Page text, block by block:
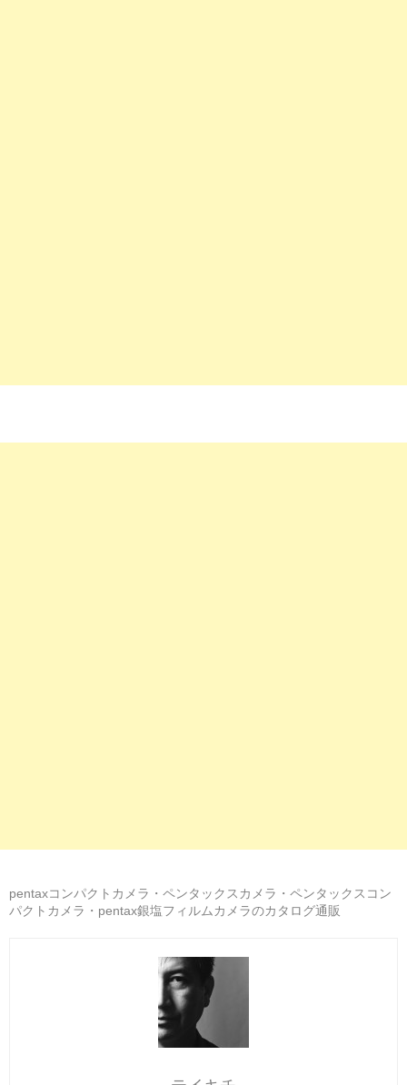
pentaxコンパクトカメラ・ペンタックスカメラ・ペンタックスコン
パクトカメラ・pentax銀塩フィルムカメラのカタログ通販